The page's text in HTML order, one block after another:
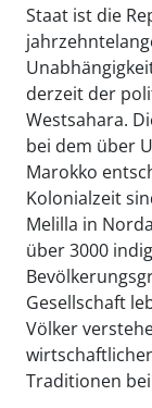
Staat ist die
derzeit der
Westsahara.
bei dem über
Marokko
Kolonialzeit
Melilla in
über 3000
Gesellschaft
Völker
Traditionen